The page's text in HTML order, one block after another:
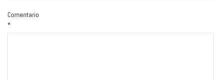
Comentario
*